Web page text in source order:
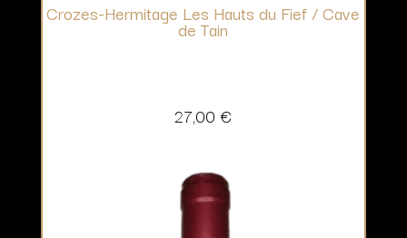
Crozes-Hermitage Les Hauts du Fief / Cave
de Tain
27,00 €